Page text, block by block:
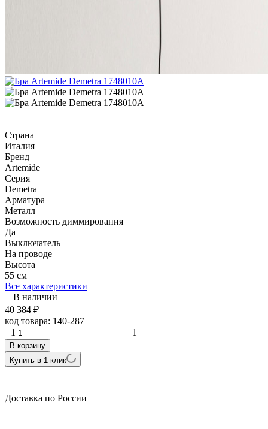
Страна
Италия
Бренд
Artemide
Серия
Demetra
Арматура
Металл
Возможность диммирования
Да
Выключатель
На проводе
Высота
55 см
Все характеристики
В наличии
40 384 ₽
код товара: 140-287
1
1
В корзину
Купить в 1 клик
Доставка по России